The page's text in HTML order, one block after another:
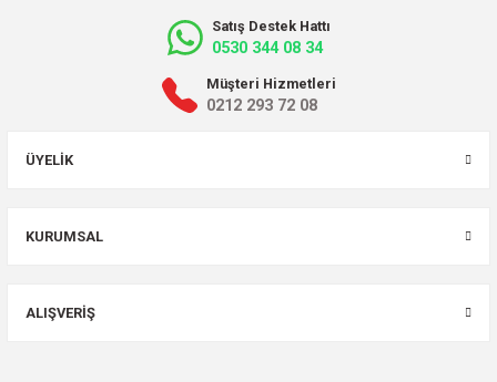
Satış Destek Hattı
0530 344 08 34
Müşteri Hizmetleri
0212 293 72 08
ÜYELIK
KURUMSAL
ALIŞVERIŞ